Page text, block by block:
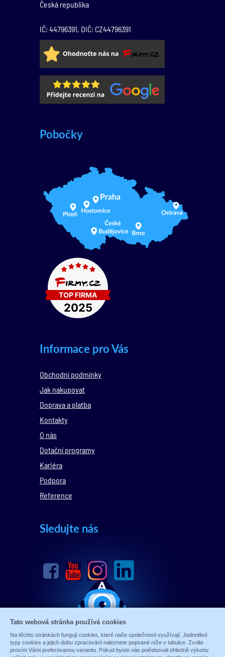
Česká republika
IČ: 44796391, DIČ: CZ44796391
Pobočky
Informace pro Vás
Obchodní podmínky
Jak nakupovat
Doprava a platba
Kontakty
O nás
Dotační programy
Kariéra
Podpora
Reference
Sledujte nás
Tato webová stránka používá cookies
Na těchto stránkách fungují cookies, které naše společnosti využívají. Jednotlivé
typy cookies a jejich dobu zpracování naleznete popsané níže v tabulce. Zvolte
prosím Vámi preferovanou variantu. Pokud byste nás potřebovali ohledně výkonu